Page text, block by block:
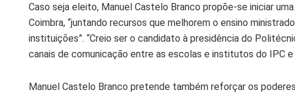
Caso seja eleito, Manuel Castelo Branco propõe-se iniciar
Coimbra, “juntando recursos que melhorem o ensino
instituições”. “Creio ser o candidato à presidência do
canais de comunicação entre as escolas e institutos do IPC e
Manuel Castelo Branco pretende também reforçar os